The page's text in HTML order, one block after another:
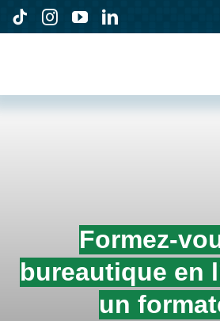
Passer
au
À
Formez-
bureautique en
un